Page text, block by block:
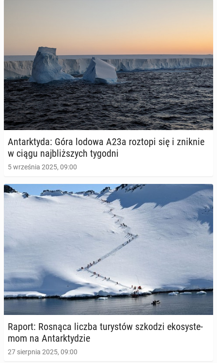
An­tark­ty­da: Góra lodowa A23a roztopi się i zniknie
w ciągu naj­bliż­szych tygodni
5 września 2025, 09:00
Raport: Rosnąca liczba tu­ry­stów szkodzi eko­sys­te­
mom na An­tark­ty­dzie
27 sierpnia 2025, 09:00